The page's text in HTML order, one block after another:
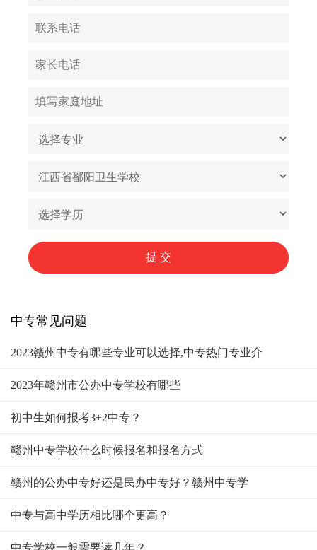
中专常见问题
2023赣州中专有哪些专业可以选择,中专热门专业介
2023年赣州市公办中专学校有哪些
初中生如何报考3+2中专？
赣州中专学校什么时候报名和报名方式
赣州的公办中专好还是民办中专好？赣州中专学
中专与高中学历相比哪个更高？
中专学校一般需要读几年？